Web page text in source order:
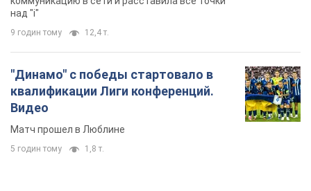
над "i"
9 годин тому 12,4 т.
"Динамо" с победы стартовало в
квалификации Лиги конференций.
Видео
Матч прошел в Люблине
5 годин тому 1,8 т.